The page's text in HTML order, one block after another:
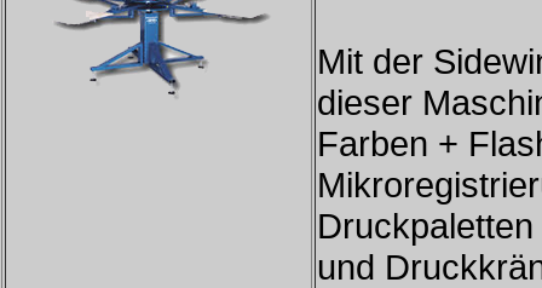
Mit der
dieser
Farben +
und